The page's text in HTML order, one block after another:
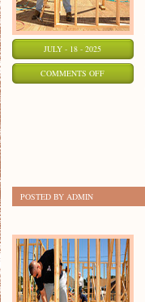
JULY - 18 - 2025
COMMENTS OFFON
POSTED BY ADMIN